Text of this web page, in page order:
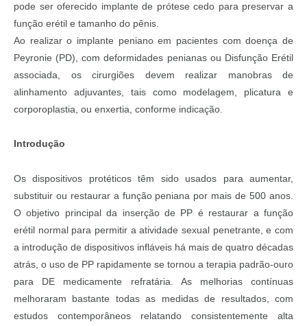
pode ser oferecido implante de prótese cedo para preservar a
função erétil e tamanho do pênis.
Ao realizar o implante peniano em pacientes com doença de
Peyronie (PD), com deformidades penianas ou Disfunção Erétil
associada, os cirurgiões devem realizar manobras de
alinhamento adjuvantes, tais como modelagem, plicatura e
corporoplastia, ou enxertia, conforme indicação.
Introdução
Os dispositivos protéticos têm sido usados para aumentar,
substituir ou restaurar a função peniana por mais de 500 anos.
O objetivo principal da inserção de PP é restaurar a função
erétil normal para permitir a atividade sexual penetrante, e com
a introdução de dispositivos infláveis há mais de quatro décadas
atrás, o uso de PP rapidamente se tornou a terapia padrão-ouro
para DE medicamente refratária. As melhorias contínuas
melhoraram bastante todas as medidas de resultados, com
estudos contemporâneos relatando consistentemente alta